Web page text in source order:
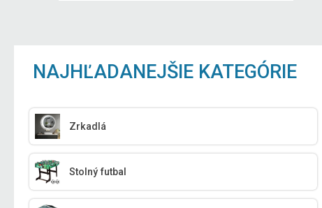
NAJHĽADANEJŠIE KATEGÓRIE
Zrkadlá
Stolný futbal